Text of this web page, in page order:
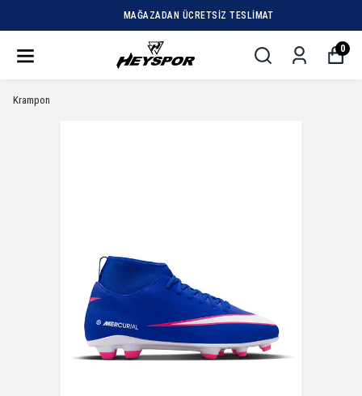
MAĞAZADAN ÜCRETSIZ TESLIMAT
0
Krampon